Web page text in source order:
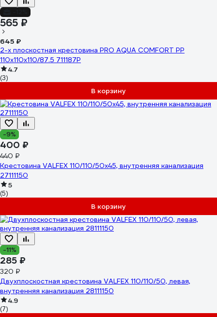
565 ₽
645 ₽
2-х плоскостная крестовина PRO AQUA COMFORT PP
110x110x110/87.5 711187P
4.7
(3)
В корзину
-9%
400 ₽
440 ₽
Крестовина VALFEX 110/110/50x45, внутренняя канализация
27111150
5
(5)
В корзину
-11%
285 ₽
320 ₽
Двухплоскостная крестовина VALFEX 110/110/50, левая,
внутренняя канализация 28111150
4.9
(7)